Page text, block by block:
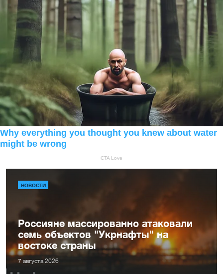
НОВОСТИ
Россияне массированно атаковали
семь объектов "Укрнафты" на
востоке страны
7 августа 2026